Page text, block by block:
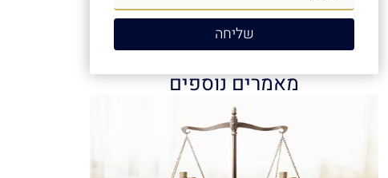
שליחה
מאמרים נוספים